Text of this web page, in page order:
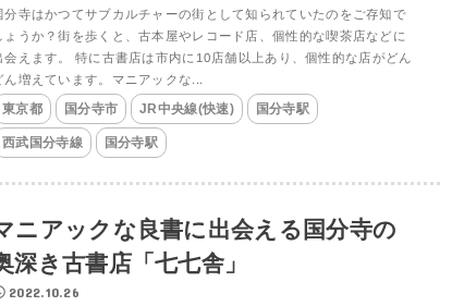
分寺はかつてサブカルチャーの街として知られていたのをご存知で
ょうか？街を歩くと、古本屋やレコード店、個性的な喫茶店などに
会えます。 特に古書店は市内に10店舗以上あり、個性的な店がどん
ん増えています。マニアックな...
東京都 国分寺市 JR中央線(快速) 国分寺駅
西武国分寺線 国分寺駅
ニアックな良書に出会える国分寺の
深き古書店「七七舎」
2022.10.26